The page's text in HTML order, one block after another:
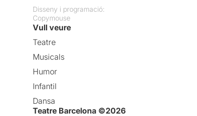
Disseny i programació:
Copymouse
Vull veure
Teatre
Musicals
Humor
Infantil
Dansa
Teatre Barcelona ©2026